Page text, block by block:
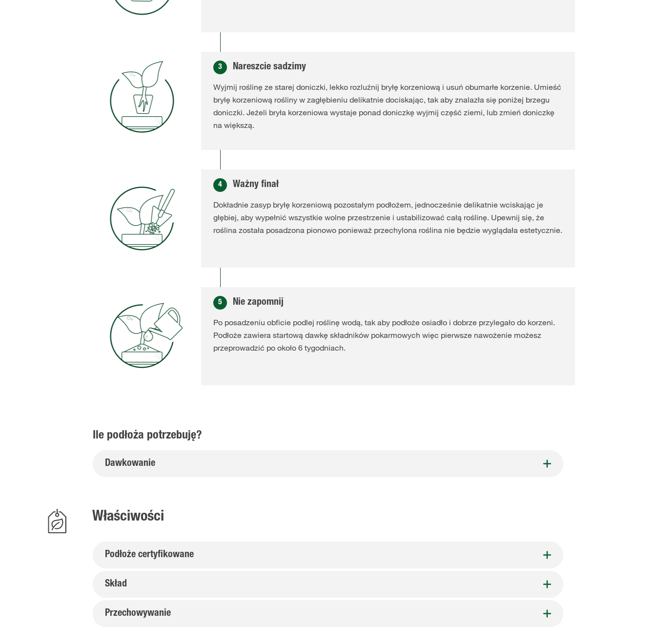
3
Nareszcie sadzimy
Wyjmij roślinę ze starej doniczki, lekko rozluźnij bryłę korzeniową i usuń obumarłe korzenie. Umieść
bryłę korzeniową rośliny w zagłębieniu delikatnie dociskając, tak aby znalazła się poniżej brzegu
doniczki. Jeżeli bryła korzeniowa wystaje ponad doniczkę wyjmij część ziemi, lub zmień doniczkę
na większą.
4
Ważny finał
Dokładnie zasyp bryłę korzeniową pozostałym podłożem, jednocześnie delikatnie wciskając je
głębiej, aby wypełnić wszystkie wolne przestrzenie i ustabilizować całą roślinę. Upewnij się, że
roślina została posadzona pionowo ponieważ przechylona roślina nie będzie wyglądała estetycznie.
5
Nie zapomnij
Po posadzeniu obficie podlej roślinę wodą, tak aby podłoże osiadło i dobrze przylegało do korzeni.
Podłoże zawiera startową dawkę składników pokarmowych więc pierwsze nawożenie możesz
przeprowadzić po około 6 tygodniach.
Ile podłoża potrzebuję?
Dawkowanie
Właściwości
Podłoże certyfikowane
Skład
Przechowywanie